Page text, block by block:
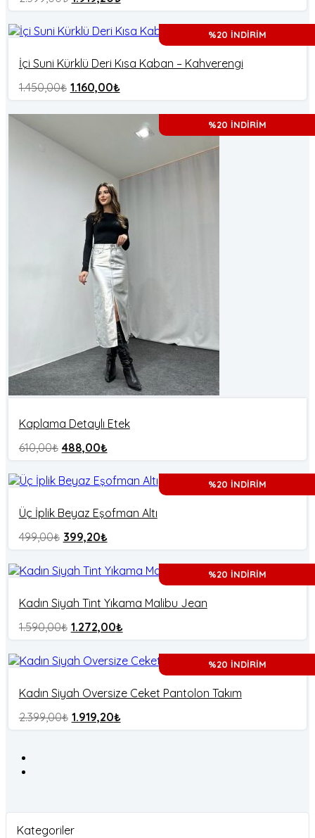
%20 İNDİRİM
İçi Suni Kürklü Deri Kısa Kaban – Kahverengi
1.450,00₺ 1.160,00₺
%20 İNDİRİM
Kaplama Detaylı Etek
610,00₺ 488,00₺
%20 İNDİRİM
Üç İplik Beyaz Eşofman Altı
499,00₺ 399,20₺
%20 İNDİRİM
Kadın Siyah Tint Yıkama Malibu Jean
1.590,00₺ 1.272,00₺
%20 İNDİRİM
Kadın Siyah Oversize Ceket Pantolon Takım
2.399,00₺ 1.919,20₺
Kategoriler